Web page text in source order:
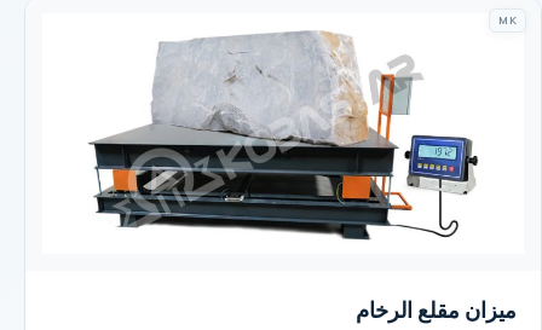
MK
ميزان مقلع الرخام